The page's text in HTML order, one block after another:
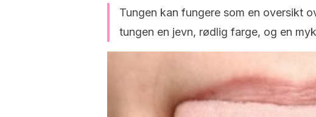
Tungen kan fungere som en oversikt
tungen en jevn, rødlig farge, og en